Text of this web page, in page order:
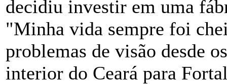
decidiu investir em uma
"Minha vida sempre foi
problemas de visão desde
interior do Ceará para